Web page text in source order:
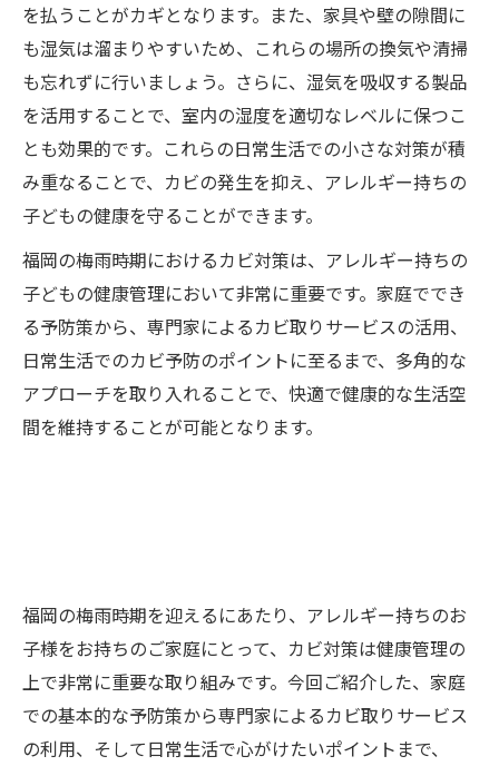
を払うことがカギとなります。また、家具や壁の隙間に
も湿気は溜まりやすいため、これらの場所の換気や清掃
も忘れずに行いましょう。さらに、湿気を吸収する製品
を活用することで、室内の湿度を適切なレベルに保つこ
とも効果的です。これらの日常生活での小さな対策が積
み重なることで、カビの発生を抑え、アレルギー持ちの
子どもの健康を守ることができます。
福岡の梅雨時期におけるカビ対策は、アレルギー持ちの
子どもの健康管理において非常に重要です。家庭ででき
る予防策から、専門家によるカビ取りサービスの活用、
日常生活でのカビ予防のポイントに至るまで、多角的な
アプローチを取り入れることで、快適で健康的な生活空
間を維持することが可能となります。
福岡の梅雨時期を迎えるにあたり、アレルギー持ちのお
子様をお持ちのご家庭にとって、カビ対策は健康管理の
上で非常に重要な取り組みです。今回ご紹介した、家庭
での基本的な予防策から専門家によるカビ取りサービス
の利用、そして日常生活で心がけたいポイントまで、